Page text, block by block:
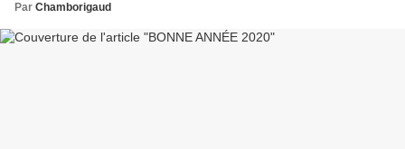
Par Chamborigaud